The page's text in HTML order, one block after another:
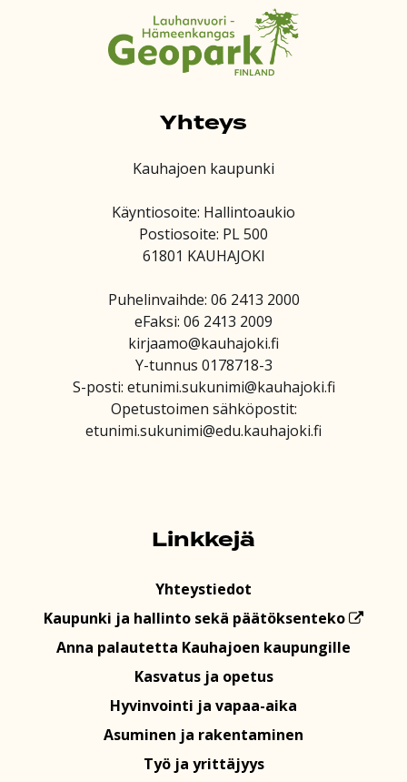
Yhteys
Kauhajoen kaupunki
Käyntiosoite: Hallintoaukio
Postiosoite: PL 500
61801 KAUHAJOKI
Puhelinvaihde: 06 2413 2000
eFaksi: 06 2413 2009
kirjaamo@kauhajoki.fi
Y-tunnus 0178718-3
S-posti: etunimi.sukunimi@kauhajoki.fi
Opetustoimen sähköpostit:
etunimi.sukunimi@edu.kauhajoki.fi
Linkkejä
Yhteystiedot
Kaupunki ja hallinto sekä päätöksenteko
Anna palautetta Kauhajoen kaupungille
Kasvatus ja opetus
Hyvinvointi ja vapaa-aika
Asuminen ja rakentaminen
Työ ja yrittäjyys